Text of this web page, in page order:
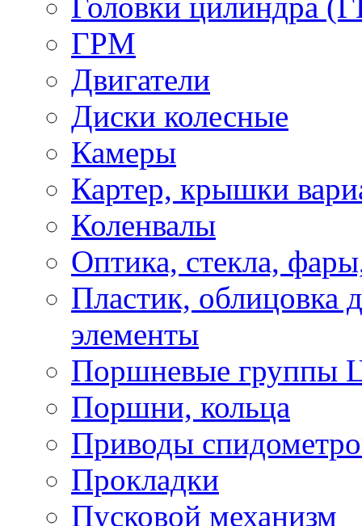
ГРМ
Двигатели
Диски колесные
Камеры
Картер, крышки
Коленвалы
Оптика, стекла,
Пластик, облицовка
элементы
Поршневые группы
Поршни, кольца
Приводы
Прокладки
Пусковой механизм